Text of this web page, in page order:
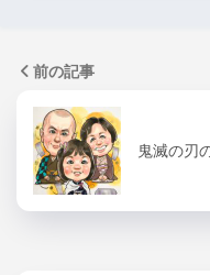
前の記事
鬼滅の刃